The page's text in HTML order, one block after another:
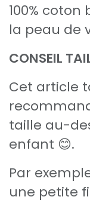
100%
la peau de
CONSEIL
Cet article
taille au-
enfant 😊.
Par
une petite